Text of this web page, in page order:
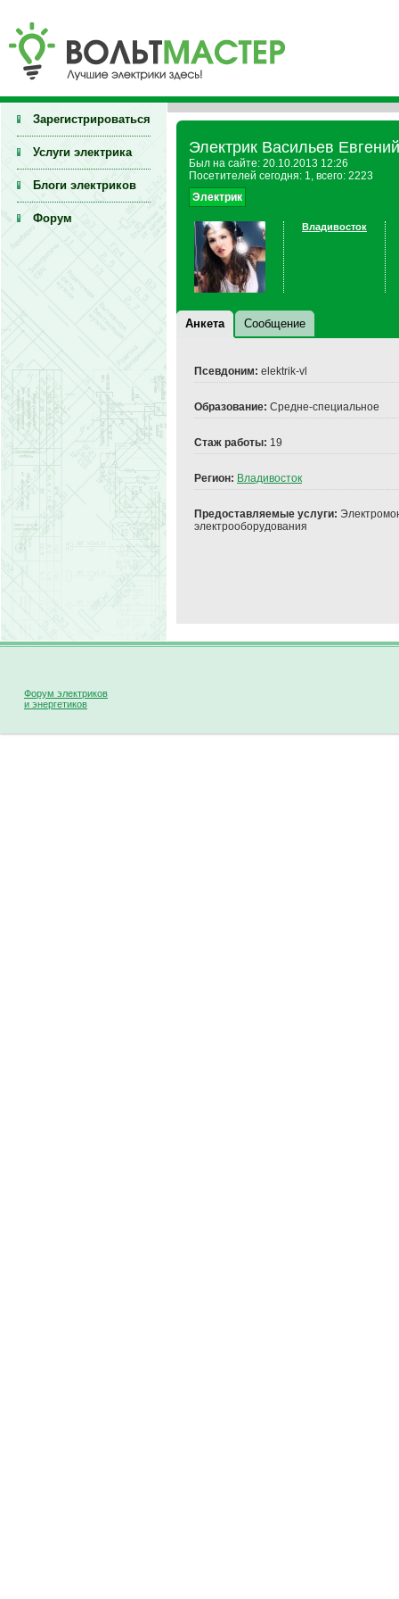
Зарегистрироваться
Услуги электрика
Блоги электриков
Форум
Электрик Васильев
Был на сайте: 20.10.2013 12:26
Посетителей сегодня: 1, всего: 2223
Электрик
Владивосток
Анкета Сообщение
Псевдоним: elektrik-vl
Образование: Средне-специальное
Стаж работы: 19
Регион: Владивосток
Предоставляемые услуги:
электрооборудования
Форум электриков
и энергетиков